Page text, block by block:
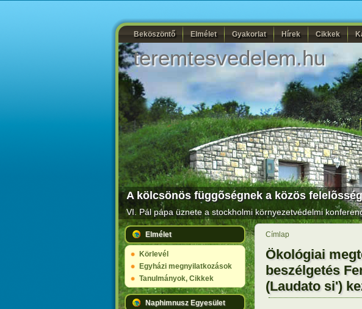
Beköszöntő Elmélet Gyakorlat Hírek Cikkek
teremtesvedelem.hu
A kölcsönös függõségnek a közös
VI. Pál pápa üznete a stockholmi környezetvédelmi
Elmélet
Körlevél
Egyházi megnyilatkozások
Tanulmányok, Cikkek
Naphimnusz Egyesület
Címlap
Ökológiai
beszélgetés
(Laudato si')